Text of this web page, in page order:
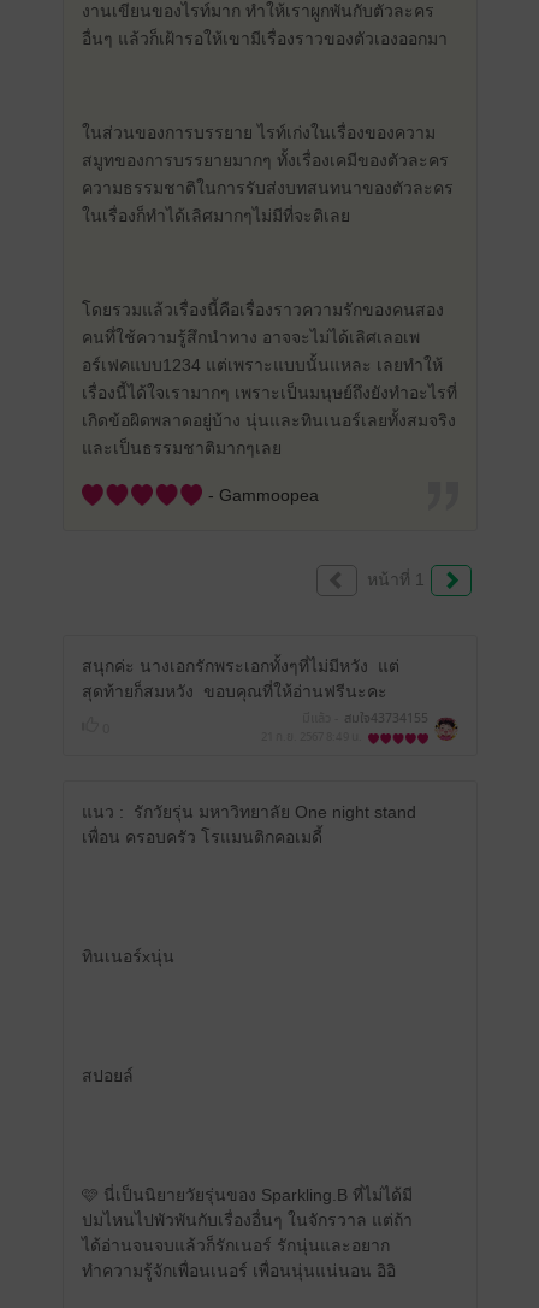
งานเขียนของไรท์มาก ทำให้เราผูกพันกับตัวละคร
อื่นๆ แล้วก็เฝ้ารอให้เขามีเรื่องราวของตัวเองออกมา
ในส่วนของการบรรยาย ไรท์เก่งในเรื่องของความ
สมูท​ของการบรรยายมากๆ ทั้งเรื่องเคมีของตัวละคร
ความธรรมชาติในการรับส่งบทสนทนาของตัวละคร
ในเรื่องก็ทำได้เลิศมากๆไม่มีที่จะติเลย
โดยรวมแล้วเรื่องนี้คือเรื่องราวความรักของคนสอง
คนทึ่ใช้ความรู้สึกนำทาง อาจจะไม่ได้เลิศเลอเพ
อร์เฟคแบบ1234 แต่เพราะแบบนั้นแหละ เลยทำให้
เรื่องนี้ได้ใจเรามากๆ เพราะเป็นมนุษย์ถึงยังทำอะไรที่
เกิดข้อผิดพลาดอยู่บ้าง นุ่นและทินเนอร์เลยทั้งสมจริง
และเป็นธรรมชาติมากๆเลย
- Gammoopea
หน้าที่ 1
สนุกค่ะ นางเอกรักพระเอกทั้งๆที่ไม่มีหวัง แต่
สุดท้ายก็สมหวัง ขอบคุณที่ให้อ่านฟรีนะคะ
สมใจ43734155
แนว : รักวัยรุ่น มหาวิทยาลัย One night stand
เพื่อน ครอบครัว โรแมนติกคอเมดี้
ทินเนอร์xนุ่น
สปอยล์
🩷 นี่เป็นนิยายวัยรุ่นของ Sparkling.B ที่ไม่ได้มี
ปมไหนไปพัวพันกับเรื่องอื่นๆ ในจักรวาล แต่ถ้า
ได้อ่านจนจบแล้วก็รักเนอร์ รักนุ่นและอยาก
ทำความรู้จักเพื่อนเนอร์ เพื่อนนุ่นแน่นอน อิอิ